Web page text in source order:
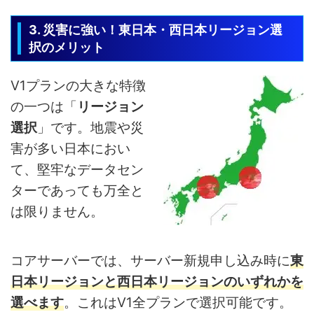
3. 災害に強い！東日本・西日本リージョン選
択のメリット
V1プランの大きな特徴
の一つは「 リージョン
選択」です。地震や災
害が多い日本におい
て、堅牢なデータセン
ターであっても万全と
は限りません。
コアサーバーでは、サーバー新規申し込み時に東
日本リージョンと西日本リージョンのいずれかを
選べます。これはV1全プランで選択可能です。